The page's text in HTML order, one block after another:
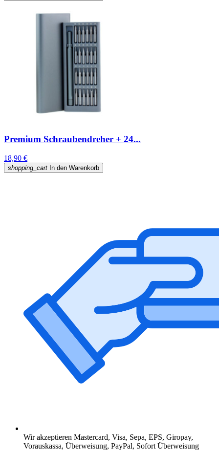
Premium Schraubendreher + 24...
18,90 €
shopping_cart In den Warenkorb
Wir akzeptieren Mastercard, Visa, Sepa, EPS, Giropay,
Vorauskassa, Überweisung, PayPal, Sofort Überweisung